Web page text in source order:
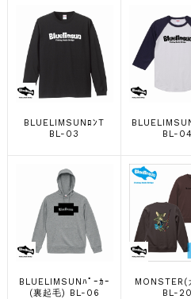
BLUELIMSUNﾛﾝT
BL-03
BL-04
BLUELIMSUNﾊﾟｰｶｰ
(裏起毛) BL-06
MONSTER(
BL-20